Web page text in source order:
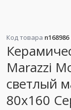
Код товара n168986
Marazzi
светлый
80x160